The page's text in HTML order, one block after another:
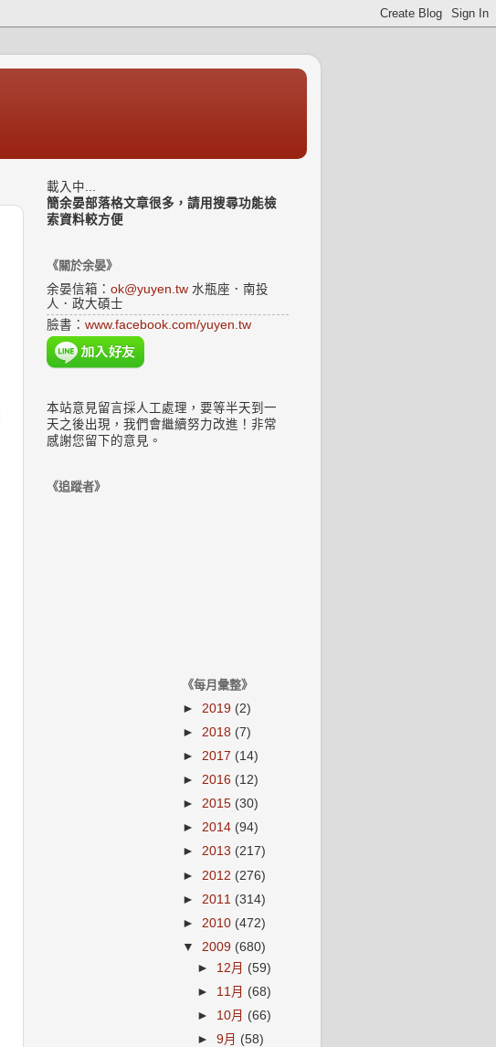
載入中...
簡余晏部落格文章很多，請用搜尋功能檢
索資料較方便
《關於余晏》
余晏信箱： ok@yuyen.tw 水瓶座．南投
人．政大碩士
臉書： www.facebook.com/yuyen.tw
本站意見留言採人工處理，要等半天到一
天之後出現，我們會繼續努力改進！非常
感謝您留下的意見。
《追蹤者》
《每月彙整》
► 2019 (2)
► 2018 (7)
► 2017 (14)
► 2016 (12)
► 2015 (30)
► 2014 (94)
► 2013 (217)
► 2012 (276)
► 2011 (314)
► 2010 (472)
▼ 2009 (680)
► 12月 (59)
► 11月 (68)
► 10月 (66)
►9月 (58)